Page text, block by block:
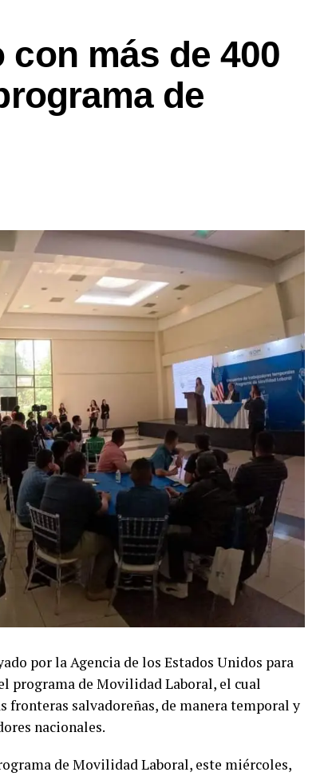
más de 400
de
por la Agencia de los Estados Unidos para
programa de Movilidad Laboral, el cual
fronteras salvadoreñas, de manera temporal y
nacionales.
de Movilidad Laboral, este miércoles,